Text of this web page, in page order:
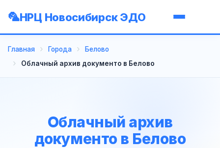
НРЦ Новосибирск ЭДО
Главная Города
Белово
Облачный архив документо в Белово
Облачный архив
документо в Белово